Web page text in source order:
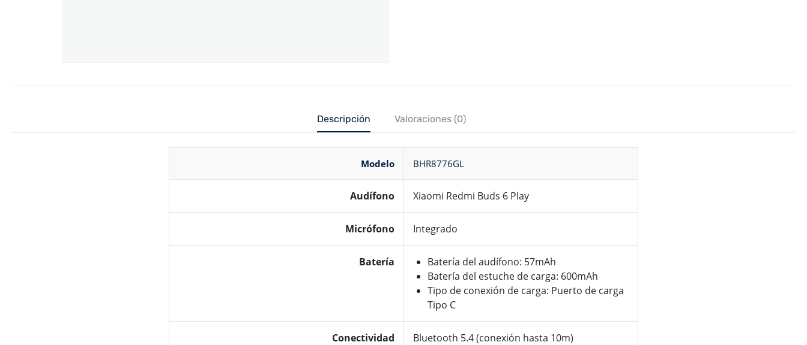
Descripción Valoraciones (0)
Modelo BHR8776GL
Audífono Xiaomi Redmi Buds 6 Play
Micrófono Integrado
Batería
Batería del audífono: 57mAh
Batería del estuche de carga: 600mAh
Tipo de conexión de carga: Puerto de carga
Tipo C
Conectividad Bluetooth 5.4 (conexión hasta 10m)